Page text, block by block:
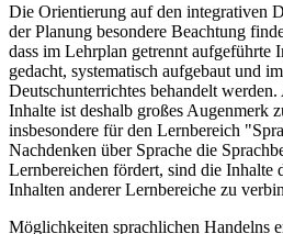
Die Orientierung auf den integrativen
der Planung besondere Beachtung
dass im Lehrplan getrennt aufgeführte
gedacht, systematisch aufgebaut und
Deutschunterrichtes behandelt
Inhalte ist deshalb großes Augenmerk
insbesondere für den Lernbereich
Nachdenken über Sprache die
Lernbereichen fördert, sind die Inhalte
Inhalten anderer Lernbereiche zu
Möglichkeiten sprachlichen Handelns